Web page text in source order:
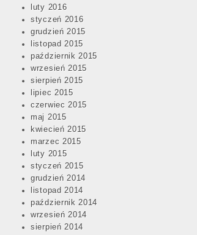
luty 2016
styczeń 2016
grudzień 2015
listopad 2015
październik 2015
wrzesień 2015
sierpień 2015
lipiec 2015
czerwiec 2015
maj 2015
kwiecień 2015
marzec 2015
luty 2015
styczeń 2015
grudzień 2014
listopad 2014
październik 2014
wrzesień 2014
sierpień 2014